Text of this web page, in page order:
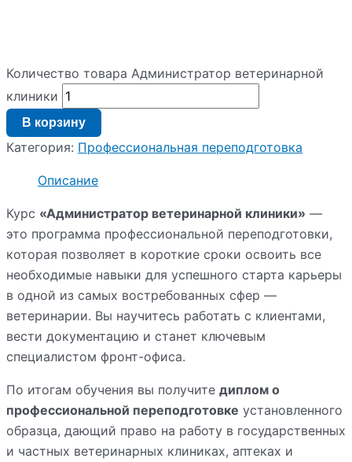
Количество товара Администратор ветеринарной
клиники
В корзину
Категория: Профессиональная переподготовка
Описание
Курс «Администратор ветеринарной клиники» —
это программа профессиональной переподготовки,
которая позволяет в короткие сроки освоить все
необходимые навыки для успешного старта карьеры
в одной из самых востребованных сфер —
ветеринарии. Вы научитесь работать с клиентами,
вести документацию и станет ключевым
специалистом фронт-офиса.
По итогам обучения вы получите диплом о
профессиональной переподготовке установленного
образца, дающий право на работу в государственных
и частных ветеринарных клиниках, аптеках и